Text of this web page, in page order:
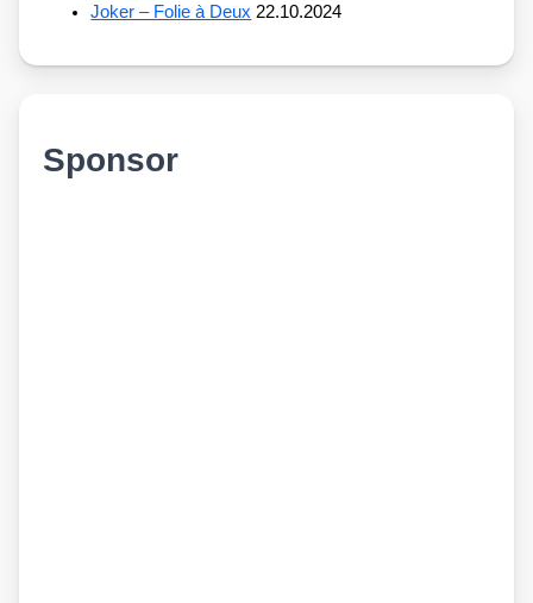
Joker – Folie à Deux 22.10.2024
Sponsor